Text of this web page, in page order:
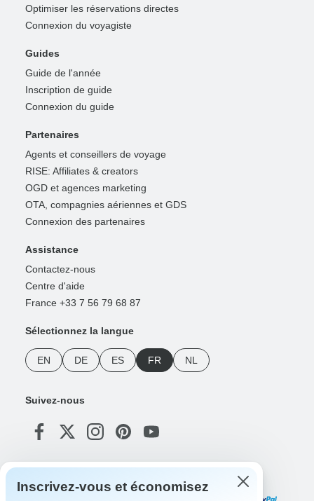
Optimiser les réservations directes
Connexion du voyagiste
Guides
Guide de l'année
Inscription de guide
Connexion du guide
Partenaires
Agents et conseillers de voyage
RISE: Affiliates & creators
OGD et agences marketing
OTA, compagnies aériennes et GDS
Connexion des partenaires
Assistance
Contactez-nous
Centre d'aide
France +33 7 56 79 68 87
Sélectionnez la langue
EN DE ES FR NL
Suivez-nous
Inscrivez-vous et économisez